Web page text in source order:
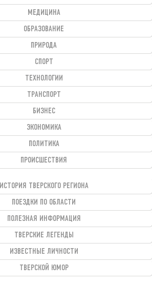
МЕДИЦИНА
ОБРАЗОВАНИЕ
ПРИРОДА
СПОРТ
ТЕХНОЛОГИИ
ТРАНСПОРТ
БИЗНЕС
ЭКОНОМИКА
ПОЛИТИКА
ПРОИСШЕСТВИЯ
ИСТОРИЯ ТВЕРСКОГО РЕГИОНА
ПОЕЗДКИ ПО ОБЛАСТИ
ПОЛЕЗНАЯ ИНФОРМАЦИЯ
ТВЕРСКИЕ ЛЕГЕНДЫ
ИЗВЕСТНЫЕ ЛИЧНОСТИ
ТВЕРСКОЙ ЮМОР